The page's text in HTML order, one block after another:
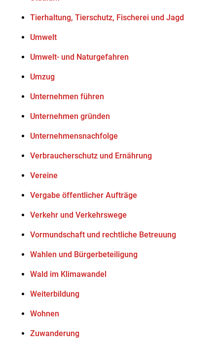
Tierhaltung, Tierschutz, Fischerei und Jagd
Umwelt
Umwelt- und Naturgefahren
Umzug
Unternehmen führen
Unternehmen gründen
Unternehmensnachfolge
Verbraucherschutz und Ernährung
Vereine
Vergabe öffentlicher Aufträge
Verkehr und Verkehrswege
Vormundschaft und rechtliche Betreuung
Wahlen und Bürgerbeteiligung
Wald im Klimawandel
Weiterbildung
Wohnen
Zuwanderung